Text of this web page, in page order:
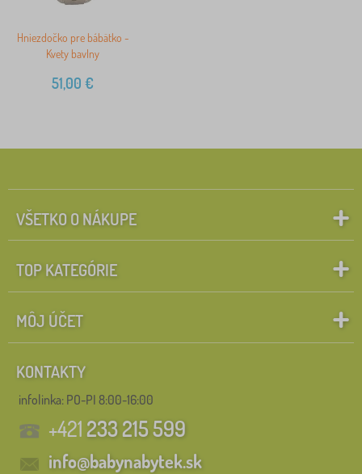
Hniezdočko pre bábätko -
Kvety bavlny
51,00 €
VŠETKO O NÁKUPE
TOP KATEGÓRIE
MÔJ ÚČET
KONTAKTY
infolinka: PO-PI 8:00-16:00
+421233 215 599
info@babynabytek.sk